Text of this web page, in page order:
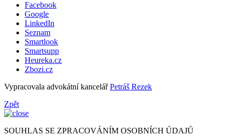
Facebook
Google
LinkedIn
Seznam
Smartlook
Smartsupp
Heureka.cz
Zbozi.cz
Vypracovala advokátní kancelářPetráš Rezek
Zpět
SOUHLAS SE ZPRACOVÁNÍM OSOBNÍCH ÚDAJŮ